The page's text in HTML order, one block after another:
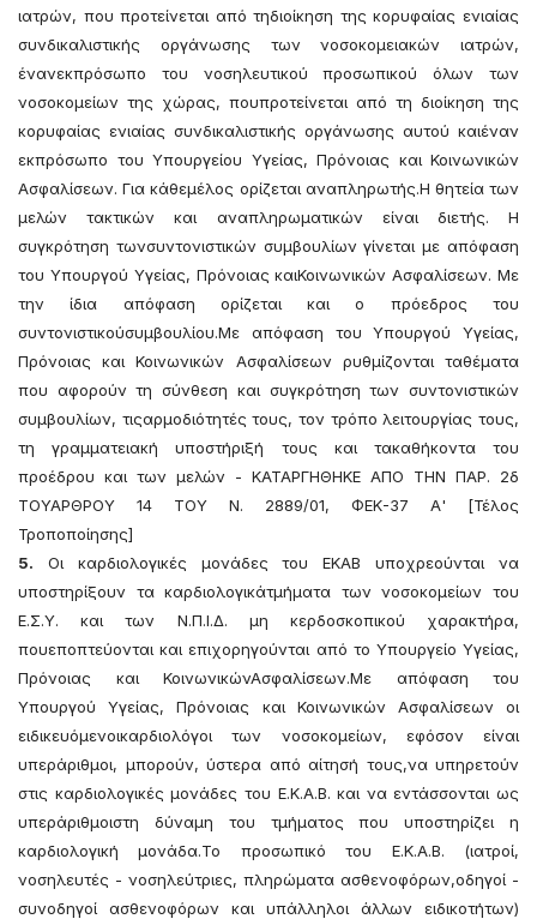
ιατρών, που προτείνεται από τηδιοίκηση της κορυφαίας ενιαίας
συνδικαλιστικής οργάνωσης των νοσοκομειακών ιατρών,
ένανεκπρόσωπο του νοσηλευτικού προσωπικού όλων των
νοσοκομείων της χώρας, πουπροτείνεται από τη διοίκηση της
κορυφαίας ενιαίας συνδικαλιστικής οργάνωσης αυτού καιέναν
εκπρόσωπο του Υπουργείου Υγείας, Πρόνοιας και Κοινωνικών
Ασφαλίσεων. Για κάθεμέλος ορίζεται αναπληρωτής.Η θητεία των
μελών τακτικών και αναπληρωματικών είναι διετής. Η
συγκρότηση τωνσυντονιστικών συμβουλίων γίνεται με απόφαση
του Υπουργού Υγείας, Πρόνοιας καιΚοινωνικών Ασφαλίσεων. Με
την ίδια απόφαση ορίζεται και ο πρόεδρος του
συντονιστικούσυμβουλίου.Με απόφαση του Υπουργού Υγείας,
Πρόνοιας και Κοινωνικών Ασφαλίσεων ρυθμίζονται ταθέματα
που αφορούν τη σύνθεση και συγκρότηση των συντονιστικών
συμβουλίων, τιςαρμοδιότητές τους, τον τρόπο λειτουργίας τους,
τη γραμματειακή υποστήριξή τους και τακαθήκοντα του
προέδρου και των μελών - ΚΑΤΑΡΓΗΘΗΚΕ ΑΠΟ ΤΗΝ ΠΑΡ. 2δ
ΤΟΥΑΡΘΡΟΥ 14 ΤΟΥ Ν. 2889/01, ΦΕΚ-37 Α' [Τέλος
Τροποποίησης]
5. Οι καρδιολογικές μονάδες του ΕΚΑΒ υποχρεούνται να
υποστηρίξουν τα καρδιολογικάτμήματα των νοσοκομείων του
Ε.Σ.Υ. και των Ν.Π.Ι.Δ. μη κερδοσκοπικού χαρακτήρα,
πουεποπτεύονται και επιχορηγούνται από το Υπουργείο Υγείας,
Πρόνοιας και ΚοινωνικώνΑσφαλίσεων.Με απόφαση του
Υπουργού Υγείας, Πρόνοιας και Κοινωνικών Ασφαλίσεων οι
ειδικευόμενοικαρδιολόγοι των νοσοκομείων, εφόσον είναι
υπεράριθμοι, μπορούν, ύστερα από αίτησή τους,να υπηρετούν
στις καρδιολογικές μονάδες του Ε.Κ.Α.Β. και να εντάσσονται ως
υπεράριθμοιστη δύναμη του τμήματος που υποστηρίζει η
καρδιολογική μονάδα.Το προσωπικό του Ε.Κ.Α.Β. (ιατροί,
νοσηλευτές - νοσηλεύτριες, πληρώματα ασθενοφόρων,οδηγοί -
συνοδηγοί ασθενοφόρων και υπάλληλοι άλλων ειδικοτήτων)